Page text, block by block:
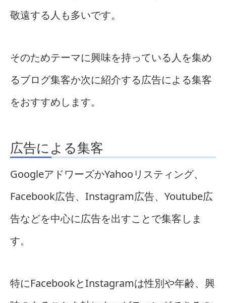
敬遠する人も多いです。
そのためテーマに興味を持っている人を集め
るブログ集客か次に紹介する広告による集客
をおすすめします。
広告による集客
GoogleアドワーズかYahooリスティング、
Facebook広告、Instagram広告、Youtube広
告などを中心に広告を出すことで集客しま
す。
特にFacebookとInstagramは性別や年齢、興